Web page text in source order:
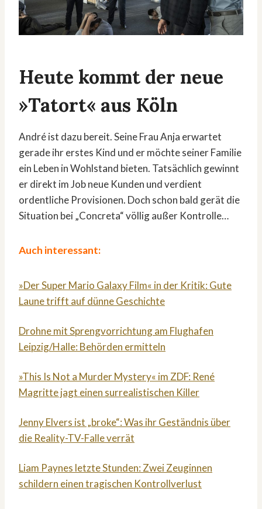
Heute kommt der neue
»Tatort« aus Köln
André ist dazu bereit. Seine Frau Anja erwartet
gerade ihr erstes Kind und er möchte seiner Familie
ein Leben in Wohlstand bieten. Tatsächlich gewinnt
er direkt im Job neue Kunden und verdient
ordentliche Provisionen. Doch schon bald gerät die
Situation bei „Concreta“ völlig außer Kontrolle…
Auch interessant:
»Der Super Mario Galaxy Film« in der Kritik: Gute
Laune trifft auf dünne Geschichte
Drohne mit Sprengvorrichtung am Flughafen
Leipzig/Halle: Behörden ermitteln
»This Is Not a Murder Mystery« im ZDF: René
Magritte jagt einen surrealistischen Killer
Jenny Elvers ist „broke“: Was ihr Geständnis über
die Reality-TV-Falle verrät
Liam Paynes letzte Stunden: Zwei Zeuginnen
schildern einen tragischen Kontrollverlust